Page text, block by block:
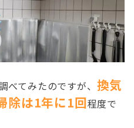
べてみたのですが、 換気
除は1年に1回程度で